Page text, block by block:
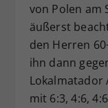
von Polen am
äußerst
den Herren
ihn dann
Lokalmatador
mit 6:3, 4:6,